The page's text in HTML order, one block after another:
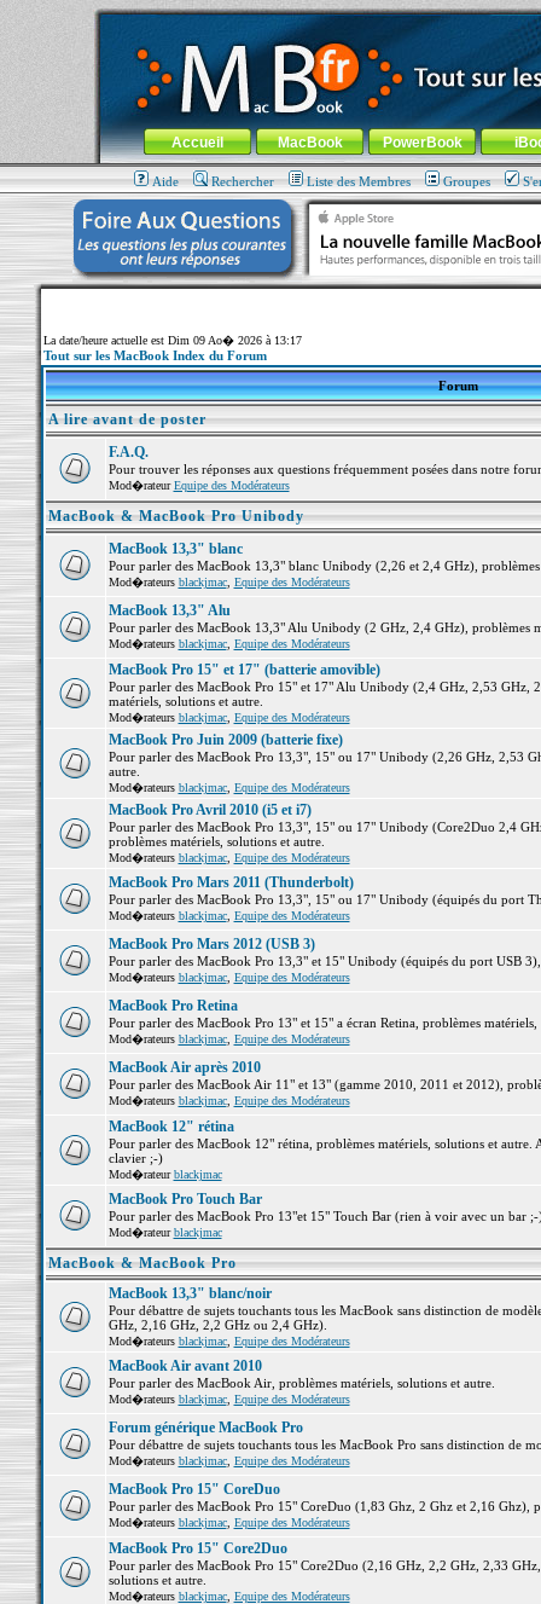
MacBook-fr.com : 100% Apple... 100% nomade !
Aller au contenu-Aller au menu général-Aller au menu de
Menu général
Accueil MacBook PowerBook
Aide Rechercher Liste des Membres Groupes
La date/heure actuelle est Dim 09 Ao� 2026 à 13:17
Tout sur les MacBook Index du Forum
Forum
A lire avant de poster
F.A.Q.
Pour trouver les réponses aux questions fréquemment posées dans notre
Mod�rateurEquipe des Modérateurs
MacBook & MacBook Pro Unibody
MacBook 13,3" blanc
Pour parler des MacBook 13,3" blanc Unibody (2,26 et 2,4 GHz),
Mod�rateurs blackjmac, Equipe des Modérateurs
MacBook 13,3" Alu
Pour parler des MacBook 13,3" Alu Unibody (2 GHz, 2,4 GHz), problèmes
Mod�rateurs blackjmac, Equipe des Modérateurs
MacBook Pro 15" et 17" (batterie amovible)
Pour parler des MacBook Pro 15" et 17" Alu Unibody (2,4 GHz, 2,53 GHz,
matériels, solutions et autre.
Mod�rateurs blackjmac, Equipe des Modérateurs
MacBook Pro Juin 2009 (batterie fixe)
Pour parler des MacBook Pro 13,3", 15" ou 17" Unibody (2,26 GHz, 2,53
autre.
Mod�rateurs blackjmac, Equipe des Modérateurs
MacBook Pro Avril 2010 (i5 et i7)
Pour parler des MacBook Pro 13,3", 15" ou 17" Unibody (Core2Duo 2,4
problèmes matériels, solutions et autre.
Mod�rateurs blackjmac, Equipe des Modérateurs
MacBook Pro Mars 2011 (Thunderbolt)
Pour parler des MacBook Pro 13,3", 15" ou 17" Unibody (équipés du port
Mod�rateurs blackjmac, Equipe des Modérateurs
MacBook Pro Mars 2012 (USB 3)
Pour parler des MacBook Pro 13,3" et 15" Unibody (équipés du port USB
Mod�rateurs blackjmac, Equipe des Modérateurs
MacBook Pro Retina
Pour parler des MacBook Pro 13" et 15" a écran Retina, problèmes matériels,
Mod�rateurs blackjmac, Equipe des Modérateurs
MacBook Air après 2010
Pour parler des MacBook Air 11" et 13" (gamme 2010, 2011 et 2012),
Mod�rateurs blackjmac, Equipe des Modérateurs
MacBook 12" rétina
Pour parler des MacBook 12" rétina, problèmes matériels, solutions et
clavier ;-)
Mod�rateurblackjmac
MacBook Pro Touch Bar
Pour parler des MacBook Pro 13"et 15" Touch Bar (rien à voir avec un bar
Mod�rateurblackjmac
MacBook & MacBook Pro
MacBook 13,3" blanc/noir
Pour débattre de sujets touchants tous les MacBook sans distinction de
GHz, 2,16 GHz, 2,2 GHz ou 2,4 GHz).
Mod�rateurs blackjmac, Equipe des Modérateurs
MacBook Air avant 2010
Pour parler des MacBook Air, problèmes matériels, solutions et autre.
Mod�rateurs blackjmac, Equipe des Modérateurs
Forum générique MacBook Pro
Pour débattre de sujets touchants tous les MacBook Pro sans distinction de
Mod�rateurs blackjmac, Equipe des Modérateurs
MacBook Pro 15" CoreDuo
Pour parler des MacBook Pro 15" CoreDuo (1,83 Ghz, 2 Ghz et 2,16 Ghz),
Mod�rateurs blackjmac, Equipe des Modérateurs
MacBook Pro 15" Core2Duo
Pour parler des MacBook Pro 15" Core2Duo (2,16 GHz, 2,2 GHz, 2,33
solutions et autre.
Mod�rateurs blackjmac, Equipe des Modérateurs